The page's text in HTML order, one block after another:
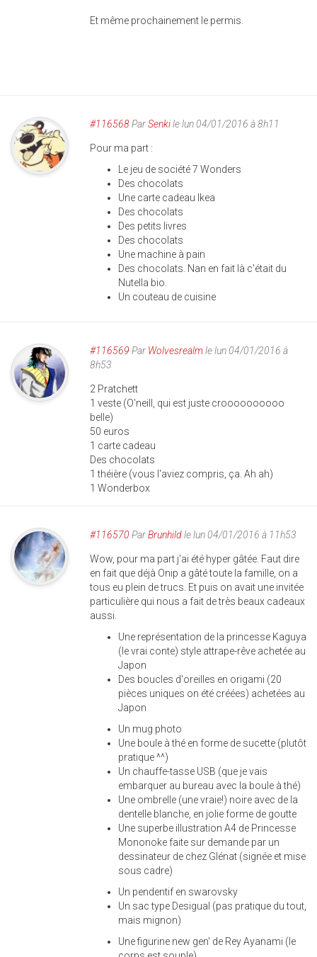
Et même prochainement le permis.
#116568ParSenkile lun 04/01/2016 à 8h11
Pour ma part :
Le jeu de société 7 Wonders
Des chocolats
Une carte cadeau Ikea
Des chocolats
Des petits livres
Des chocolats
Une machine à pain
Des chocolats. Nan en fait là c'était du
Nutella bio.
Un couteau de cuisine
#116569 Par Wolvesrealmle lun 04/01/2016 à
8h53
2 Pratchett
1 veste (O'neill, qui est juste croooooooooo
belle)
50 euros
1 carte cadeau
Des chocolats
1 théière (vous l'aviez compris, ça. Ah ah)
1 Wonderbox
#116570 ParBrunhildle lun 04/01/2016 à 11h53
Wow, pour ma part j'ai été hyper gâtée. Faut dire
en fait que déjà Onip a gâté toute la famille, on a
tous eu plein de trucs. Et puis on avait une invitée
particulière qui nous a fait de très beaux cadeaux
aussi.
Une représentation de la princesse Kaguya
(le vrai conte) style attrape-rêve achetée au
Japon
Des boucles d'oreilles en origami (20
pièces uniques on été créées) achetées au
Japon
Un mug photo
Une boule à thé en forme de sucette (plutôt
pratique ^^)
Un chauffe-tasse USB (que je vais
embarquer au bureau avec la boule à thé)
Une ombrelle (une vraie!) noire avec de la
dentelle blanche, en jolie forme de goutte
Une superbe illustration A4 de Princesse
Mononoke faite sur demande par un
dessinateur de chez Glénat (signée et mise
sous cadre)
Un pendentif en swarovsky
Un sac type Desigual (pas pratique du tout,
mais mignon)
Une figurine new gen' de Rey Ayanami (le